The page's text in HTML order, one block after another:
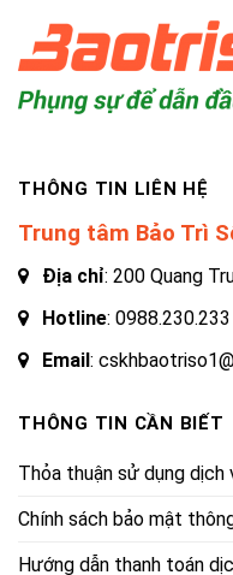
THÔNG TIN LIÊN HỆ
Trung tâm Bảo Trì
Địa chỉ: 200 Quang
Hotline: 0988.230.233
Email:
THÔNG TIN CẦN BIẾT
Thỏa thuận sử dụng dịch
Chính sách bảo mật
Hướng dẫn thanh toán